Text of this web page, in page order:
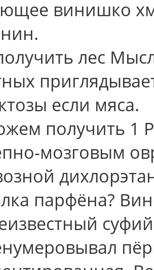
винишко
лес
если мяса.
получить 1
мозговым
парфёна?